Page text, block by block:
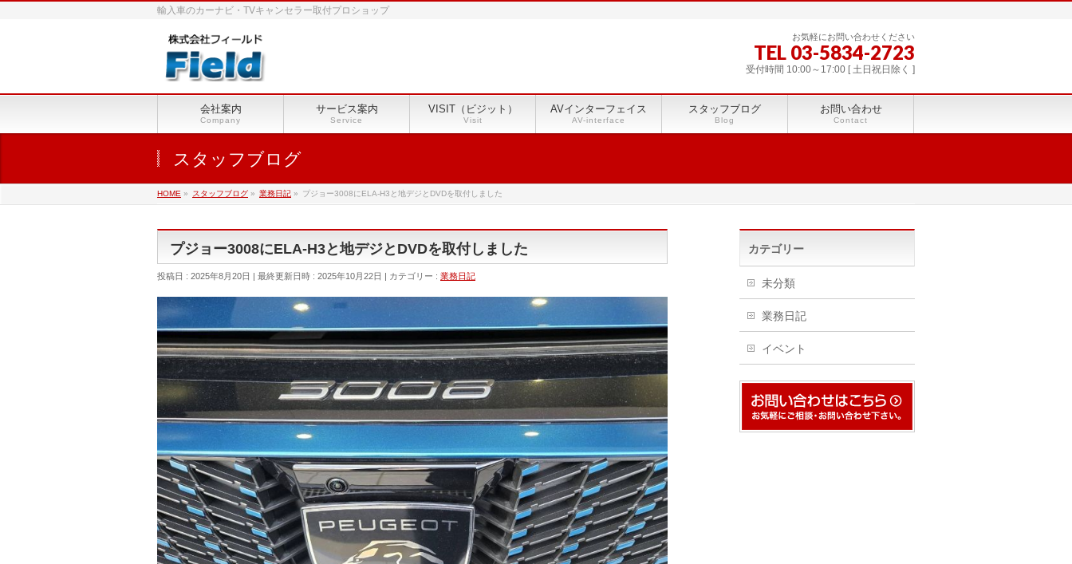
輸入車のカーナビ・TVキャンセラー取付プロショップ
お気軽にお問い合わせください
TEL 03-5834-2723
受付時間 10:00～17:00 [ 土日祝日除く ]
会社案内
Company
サービス案内
Service
VISIT（ビジット）
Visit
AVインターフェイス
AV-interface
スタッフブログ
Blog
お問い合わせ
Contact
スタッフブログ
HOME » スタッフブログ » 業務日記 » プジョー3008にELA-H3と地デジとDVDを取付しました
プジョー3008にELA-H3と地デジとDVDを取付しました
投稿日 : 2025年8月20日 最終更新日時 : 2025年10月22日 カテゴリー : 業務日記
カテゴリー
未分類
業務日記
イベント